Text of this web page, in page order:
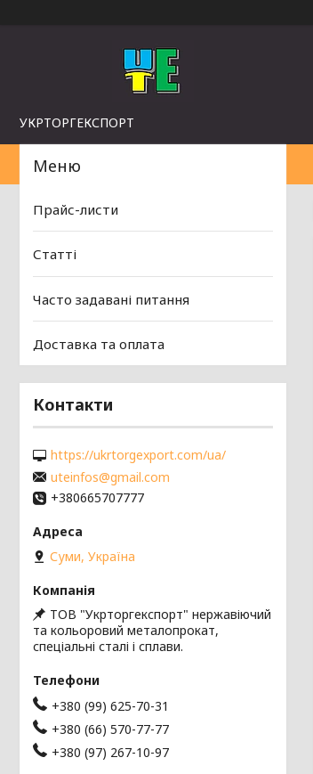
УКРТОРГЕКСПОРТ
Прайс-листи
Статті
Часто задавані питання
Доставка та оплата
Контакти
https://ukrtorgexport.com/ua/
uteinfos@gmail.com
+380665707777
Суми, Україна
ТОВ "Укрторгекспорт" нержавіючий
та кольоровий металопрокат,
спеціальні сталі і сплави.
+380 (99) 625-70-31
+380 (66) 570-77-77
+380 (97) 267-10-97